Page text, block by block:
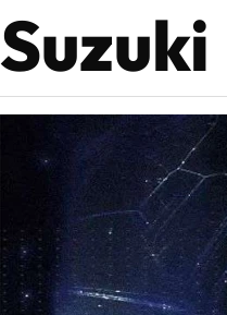
Suzuki